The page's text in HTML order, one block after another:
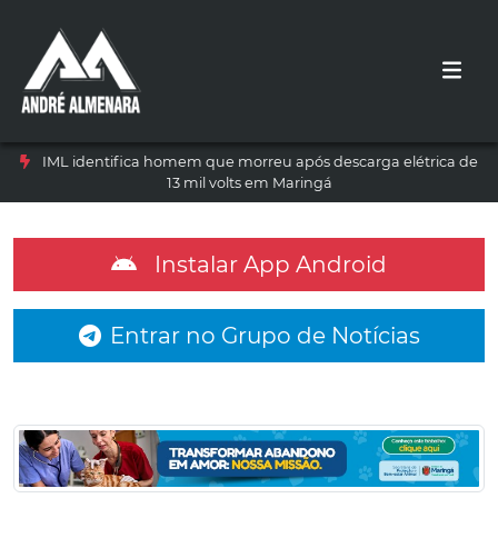
IML identifica homem que morreu após descarga elétrica de
13 mil volts em Maringá
Instalar App Android
Entrar no Grupo de Notícias